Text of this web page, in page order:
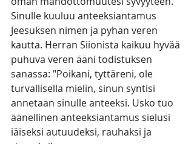
Sinulle kuuluu anteeksiantamus
Jeesuksen nimen ja pyhän veren
kautta. Herran Siionista kaikuu hyvää
puhuva veren ääni todistuksen
sanassa: "Poikani, tyttäreni, ole
turvallisella mielin, sinun syntisi
annetaan sinulle anteeksi. Usko tuo
äänellinen anteeksiantamus sielusi
iäiseksi autuudeksi, rauhaksi ja